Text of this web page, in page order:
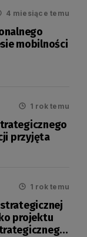
4 miesiące temu
mobilności
1 rok temu
przyjęta
1 rok temu
projektu